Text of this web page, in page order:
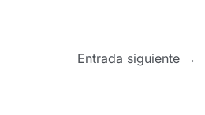
Entrada siguiente →